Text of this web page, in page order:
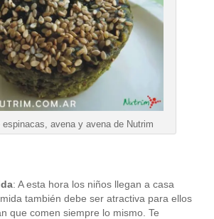
espinacas, avena y avena de Nutrim
: A esta hora los niños llegan a casa
también debe ser atractiva para ellos
que comen siempre lo mismo. Te